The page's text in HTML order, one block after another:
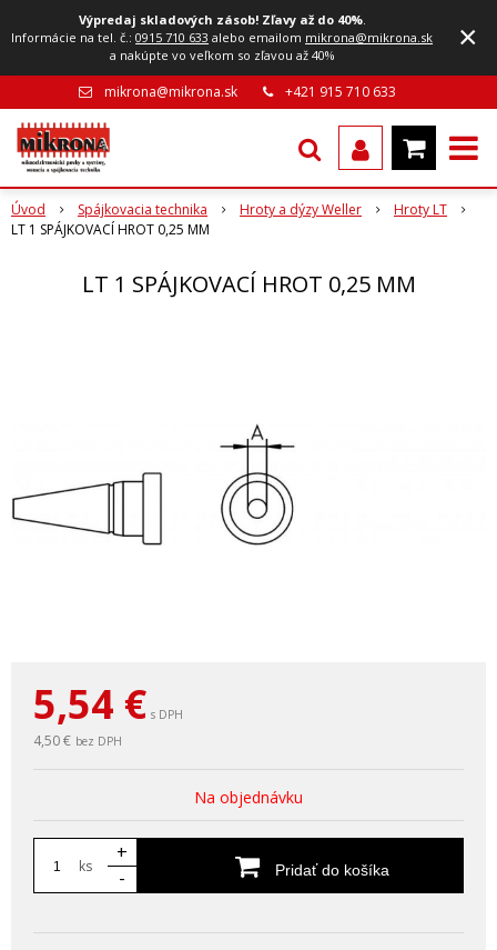
Výpredaj skladových zásob! Zľavy až do 40%.
Informácie na tel. č.:0915 710 633 alebo emailom mikrona@mikrona.sk
a nakúpte vo veľkom so zľavou až 40%
×
mikrona@mikrona.sk +421 915 710 633
Úvod Spájkovacia technika Hroty a dýzy Weller
Hroty LT
LT 1 SPÁJKOVACÍ HROT 0,25 MM
LT 1 SPÁJKOVACÍ HROT 0,25 MM
5,54 € s DPH
4,50 € bez DPH
Na objednávku
ks
+
-
Pridať do košíka